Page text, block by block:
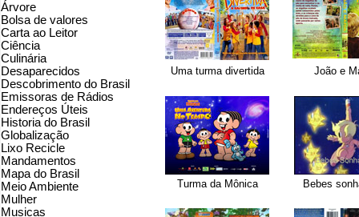
Árvore
Bolsa de valores
Carta ao Leitor
Ciência
Culinária
Desaparecidos
Descobrimento do Brasil
Emissoras de Rádios
Endereços Úteis
Historia do Brasil
Globalização
Lixo Recicle
Mandamentos
Mapa do Brasil
Meio Ambiente
Mulher
Musicas
Uma turma divertida João e
Turma da Mônica Bebes